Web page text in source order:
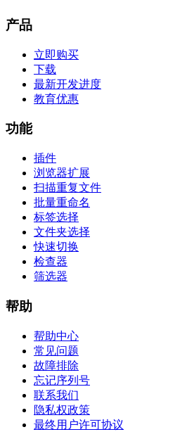
产品
立即购买
下载
最新开发进度
教育优惠
功能
插件
浏览器扩展
扫描重复文件
批量重命名
标签选择
文件夹选择
快速切换
检查器
筛选器
帮助
帮助中心
常见问题
故障排除
忘记序列号
联系我们
隐私权政策
最终用户许可协议